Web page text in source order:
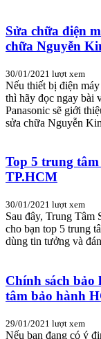
Sửa chữa điện
chữa Nguyễn
30/01/2021 lượt xem
Nếu thiết bị điện
thì hãy đọc ngay bài
Panasonic sẽ giới
sửa chữa Nguyễn
Top 5 trung
TP.HCM
30/01/2021 lượt xem
Sau đây, Trung Tâm
cho bạn top 5 trung
dùng tin tưởng và
Chính sách
tâm bảo hành
29/01/2021 lượt xem
Nếu bạn đang có ý